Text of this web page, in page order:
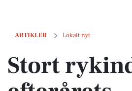
ARTIKLER Lokalt nyt
Stort rykind til efterårets
Stort